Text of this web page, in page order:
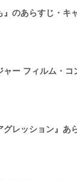
のあらすじ・キ
ャー フィルム・
グレッション』